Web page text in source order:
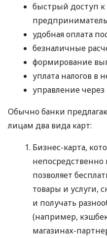
быстрый доступ к
удобная оплата
безналичные
формирование
уплата налогов в
управление
Обычно банки
лицам два вида карт:
Бизнес-карта,
непосредственно
позволяет
товары и услуги,
и получать
(например,
магазинах-